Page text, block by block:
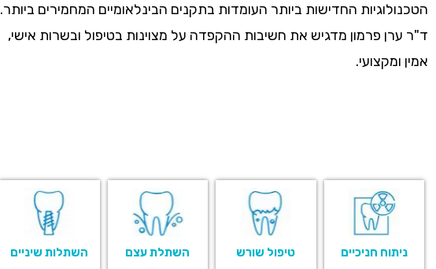
הטכנולוגיות החדישות ביותר העומדות בתקנים הבינלאומיים המחמירים ביותר.
ד"ר ערן פרמון מדגיש את חשיבות ההקפדה על מצוינות בטיפול ובשרות אישי,
אמין ומקצועי.
ניתוח חניכיים טיפול שורש השתלת עצם השתלות שיניים